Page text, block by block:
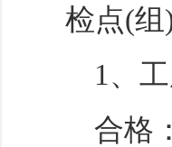
检点(组
1、
合格